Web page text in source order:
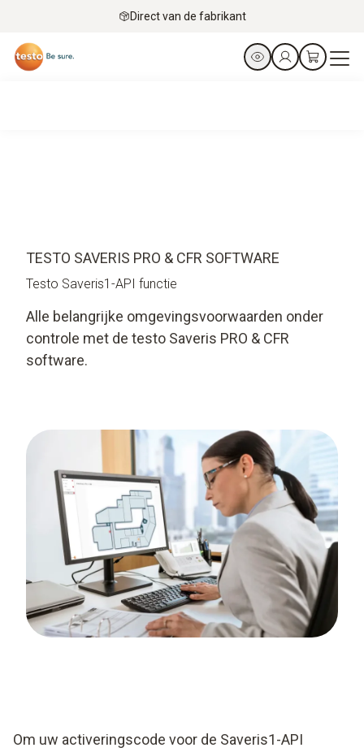
Direct van de fabrikant
TESTO SAVERIS PRO & CFR SOFTWARE
Testo Saveris1-API functie
Alle belangrijke omgevingsvoorwaarden onder
controle met de testo Saveris PRO & CFR
software.
Om uw activeringscode voor de Saveris1-API